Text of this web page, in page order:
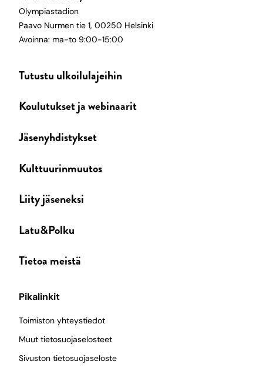
Olympiastadion
Paavo Nurmen tie 1, 00250 Helsinki
Avoinna: ma-to 9:00-15:00
Tutustu ulkoilulajeihin
Koulutukset ja webinaarit
Jäsenyhdistykset
Kulttuurinmuutos
Liity jäseneksi
Latu&Polku
Tietoa meistä
Pikalinkit
Toimiston yhteystiedot
Muut tietosuojaselosteet
Sivuston tietosuojaseloste